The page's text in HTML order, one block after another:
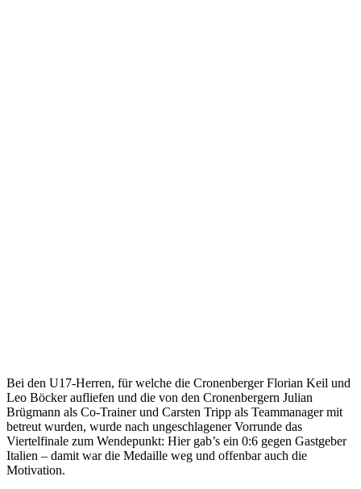
Bei den U17-Herren, für welche die Cronenberger Florian Keil und
Leo Böcker aufliefen und die von den Cronenbergern Julian
Brügmann als Co-Trainer und Carsten Tripp als Teammanager mit
betreut wurden, wurde nach ungeschlagener Vorrunde das
Viertelfinale zum Wendepunkt: Hier gab’s ein 0:6 gegen Gastgeber
Italien – damit war die Medaille weg und offenbar auch die
Motivation.